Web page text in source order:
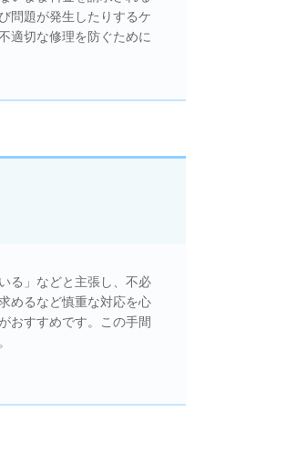
問題が発生したりするケ
適切な修理を防ぐために
る」などと主張し、不必
めるなど慎重な対応を心
おすすめです。この手間